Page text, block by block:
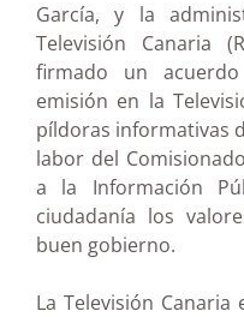
García, y la
Televisión Canaria
firmado un
emisión en la
píldoras informativas
labor del
a la Información
ciudadanía los
buen gobierno.
La Televisión